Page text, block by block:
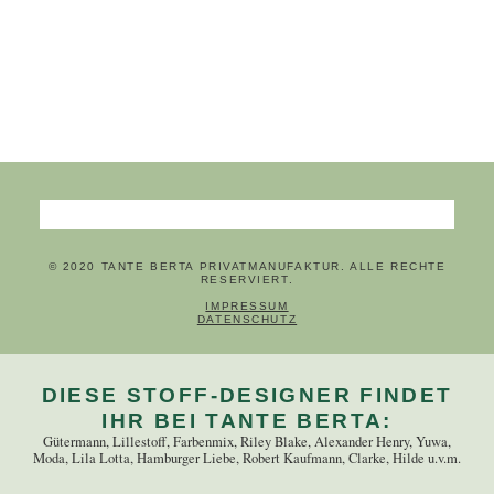
Suchbegriffe
© 2020 TANTE BERTA PRIVATMANUFAKTUR. ALLE RECHTE
RESERVIERT.
NAVIGATION ÜBERSPRINGEN
IMPRESSUM
DATENSCHUTZ
DIESE STOFF-DESIGNER FINDET
IHR BEI TANTE BERTA:
Gütermann, Lillestoff, Farbenmix, Riley Blake, Alexander Henry, Yuwa,
Moda, Lila Lotta, Hamburger Liebe, Robert Kaufmann, Clarke, Hilde u.v.m.